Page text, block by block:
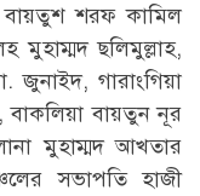
বায়তুশ শরফ কামিল
মুহাম্মদ ছলিমুল্লাহ,
জুনাইদ, গারাংগিয়া
বাকলিয়া বায়তুন নূর
মুহাম্মদ আখতার
সভাপতি হাজী